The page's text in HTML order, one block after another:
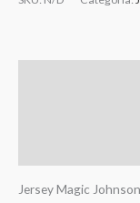
Jersey Magic